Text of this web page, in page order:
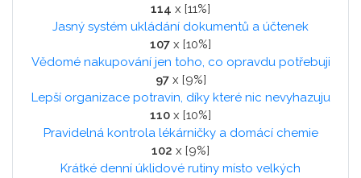
114 x [11%]
Jasný systém ukládání dokumentů a účtenek
107 x [10%]
Vědomé nakupování jen toho, co opravdu potřebuji
97x [9%]
Lepší organizace potravin, díky které nic nevyhazuju
110 x [10%]
Pravidelná kontrola lékárničky a domácí chemie
102 x [9%]
Krátké denní úklidové rutiny místo velkých